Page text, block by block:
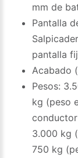
mm de
Pantalla
pantalla
Acabado
Pesos:
kg (peso
3.000 kg
750 kg